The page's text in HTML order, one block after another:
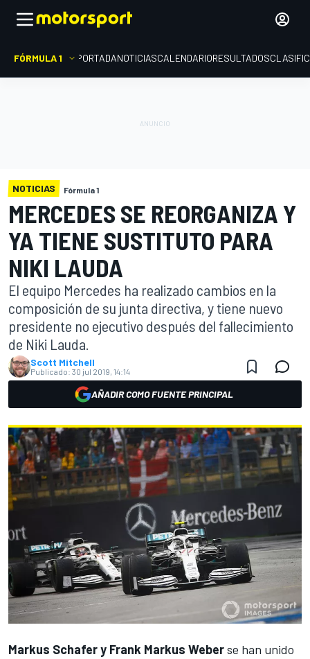
FÓRMULA 1 PORTADANOTICIASCALENDARIORESULTADOS
NOTICIAS Fórmula 1
MERCEDES SE REORGANIZA Y
YA TIENE SUSTITUTO PARA
NIKI LAUDA
El equipo Mercedes ha realizado cambios en la
composición de su junta directiva, y tiene nuevo
presidente no ejecutivo después del fallecimiento
de Niki Lauda.
Scott Mitchell
Publicado: 30 jul 2019, 14:14
AÑADIR COMO FUENTE PRINCIPAL
Markus Schafer y Frank Markus Weberse han unido